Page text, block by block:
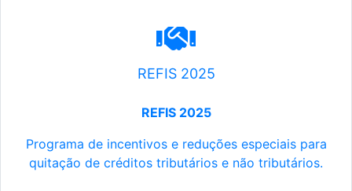
REFIS 2025
REFIS 2025
Programa de incentivos e reduções especiais para
quitação de créditos tributários e não tributários.